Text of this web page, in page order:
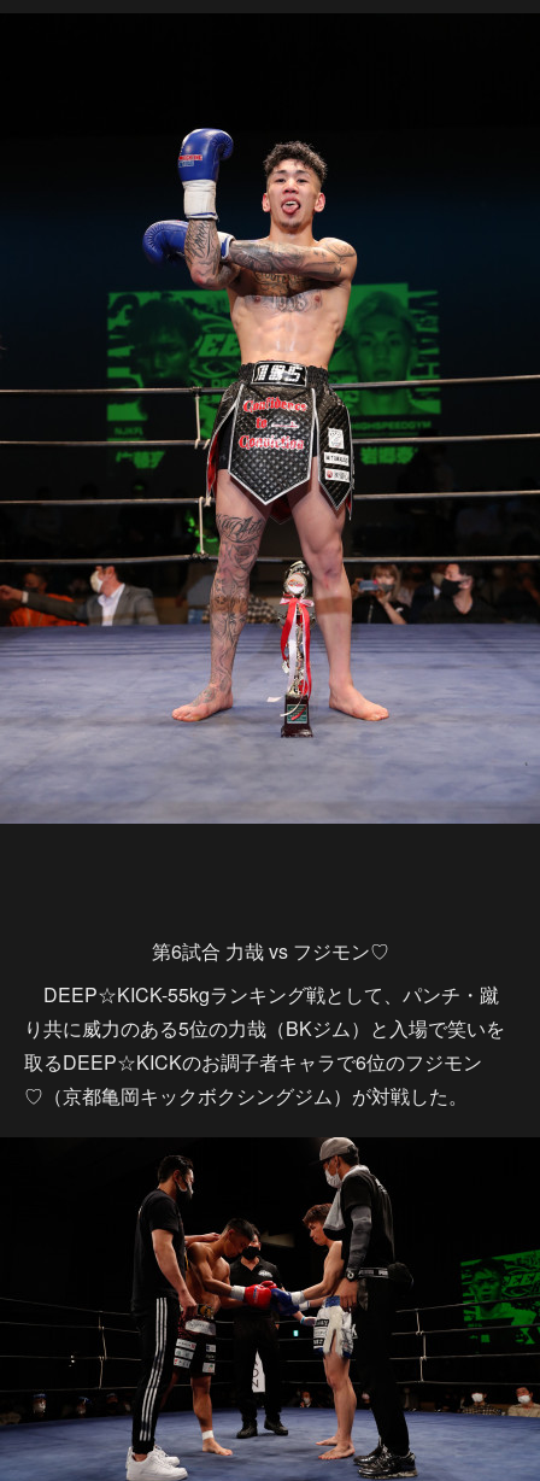
第6試合 力哉 vs フジモン♡
DEEP☆KICK-55kgランキング戦として、パンチ・蹴
り共に威力のある5位の力哉（BKジム）と入場で笑いを
取るDEEP☆KICKのお調子者キャラで6位のフジモン
♡（京都亀岡キックボクシングジム）が対戦した。